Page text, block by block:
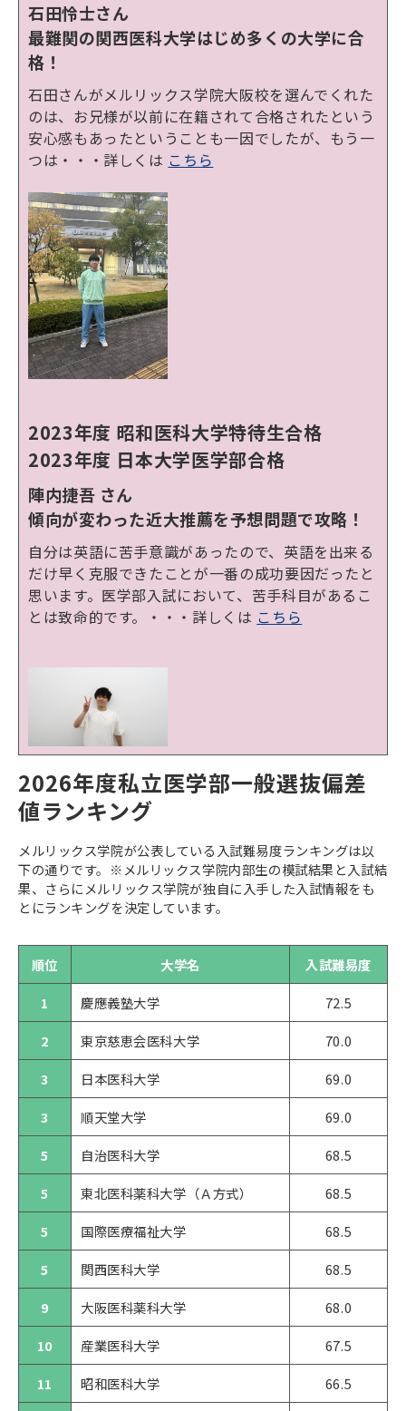
石田怜士さん
最難関の関西医科大学はじめ多くの大学に合
格！
石田さんがメルリックス学院大阪校を選んでくれた
のは、お兄様が以前に在籍されて合格されたという
安心感もあったということも一因でしたが、もう一
つは・・・詳しくは こちら
2023年度 昭和医科大学特待生合格
2023年度 日本大学医学部合格
陣内捷吾 さん
傾向が変わった近大推薦を予想問題で攻略！
自分は英語に苦手意識があったので、英語を出来る
だけ早く克服できたことが一番の成功要因だったと
思います。医学部入試において、苦手科目があるこ
とは致命的です。
・・・詳しくは こちら
2026年度私立医学部一般選抜偏差
値ランキング
メルリックス学院が公表している入試難易度ランキングは以
下の通りです。※メルリックス学院内部生の模試結果と入試結
果、さらにメルリックス学院が独自に入手した入試情報をも
とにランキングを決定しています。
順位 大学名
入試難易度
1
慶應義塾大学
72.5
2
東京慈恵会医科大学
70.0
3
日本医科大学
69.0
3
順天堂大学
69.0
5
自治医科大学
68.5
5
東北医科薬科大学（Ａ方式）
68.5
5
国際医療福祉大学
68.5
5
関西医科大学
68.5
9
大阪医科薬科大学
68.0
10
産業医科大学
67.5
11
昭和医科大学
66.5